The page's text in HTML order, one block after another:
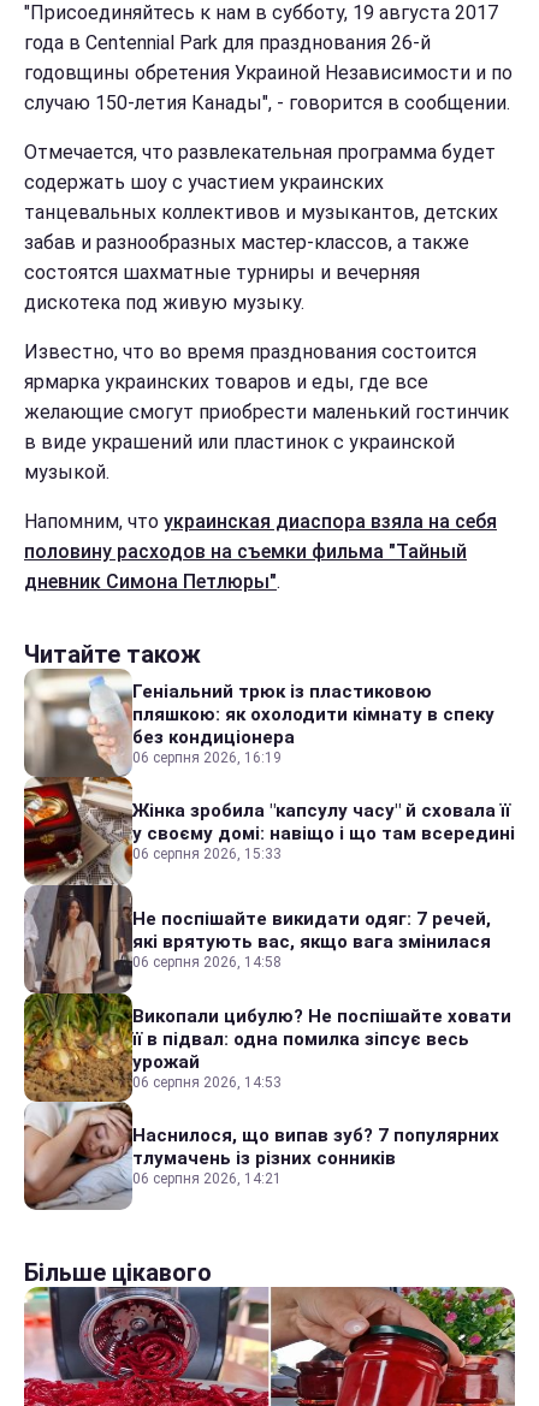
"Присоединяйтесь к нам в субботу, 19 августа 2017
года в Centennial Park для празднования 26-й
годовщины обретения Украиной Независимости и по
случаю 150-летия Канады", - говорится в сообщении.
Отмечается, что развлекательная программа будет
содержать шоу с участием украинских
танцевальных коллективов и музыкантов, детских
забав и разнообразных мастер-классов, а также
состоятся шахматные турниры и вечерняя
дискотека под живую музыку.
Известно, что во время празднования состоится
ярмарка украинских товаров и еды, где все
желающие смогут приобрести маленький гостинчик
в виде украшений или пластинок с украинской
музыкой.
Напомним, что украинская диаспора взяла на себя
половину расходов на съемки фильма "Тайный
дневник Симона Петлюры".
Читайте також
Геніальний трюк із пластиковою
пляшкою: як охолодити кімнату в спеку
без кондиціонера
06 серпня 2026, 16:19
Жінка зробила "капсулу часу" й сховала її
у своєму домі: навіщо і що там всередині
06 серпня 2026, 15:33
Не поспішайте викидати одяг: 7 речей,
які врятують вас, якщо вага змінилася
06 серпня 2026, 14:58
Викопали цибулю? Не поспішайте ховати
її в підвал: одна помилка зіпсує весь
урожай
06 серпня 2026, 14:53
Наснилося, що випав зуб? 7 популярних
тлумачень із різних сонників
06 серпня 2026, 14:21
Більше цікавого